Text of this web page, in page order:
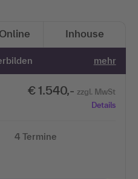
Inhouse
mehr
€ 1.540,- zzgl. MwSt
Details
4 Termine